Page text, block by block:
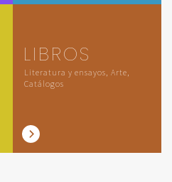
LIBROS
Literatura y ensayos, Arte,
Catálogos